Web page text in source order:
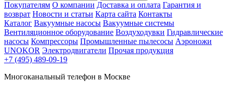
Покупателям О компании Доставка и оплата Гарантия и
возврат Новости и статьи Карта сайта Контакты
Каталог Вакуумные насосы Вакуумные системы
Вентиляционное оборудование Воздуходувки Гидравлические
насосы Компрессоры Промышленные пылесосы Аэроножи
UNOKOR Электродвигатели Прочая продукция
+7 (495) 489-09-19
Многоканальный телефон в Москве